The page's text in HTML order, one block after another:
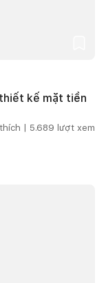
kế mặt tiền
| 5.689 lượt xem